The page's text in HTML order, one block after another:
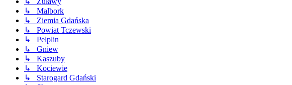
↳ Malbork
↳ Ziemia Gdańska
↳ Powiat Tczewski
↳ Pelplin
↳ Gniew
↳ Kaszuby
↳ Kociewie
↳ Starogard Gdański